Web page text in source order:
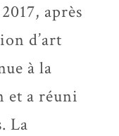
après
d’art
à la
et a réuni
La